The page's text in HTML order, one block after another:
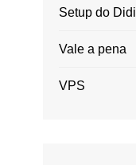
Setup do Didi
Vale a pena
VPS